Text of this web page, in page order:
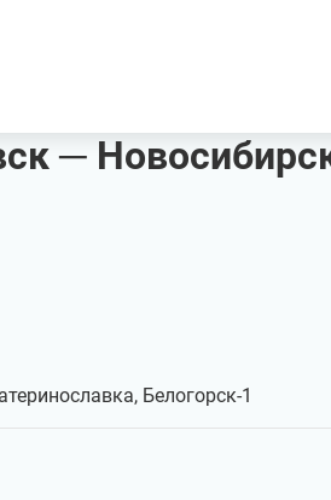
─
Белогорск-1